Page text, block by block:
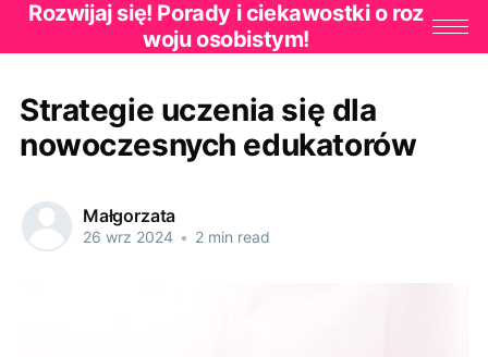
Rozwijaj się! Porady i ciekawostki o roz
woju osobistym!
Strategie uczenia się dla
nowoczesnych edukatorów
Małgorzata
26 wrz 2024 • 2 min read